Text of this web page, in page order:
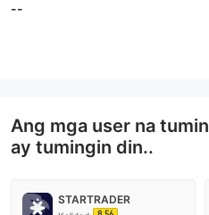
--
Ang mga user na
ay tumingin din..
STARTRADER